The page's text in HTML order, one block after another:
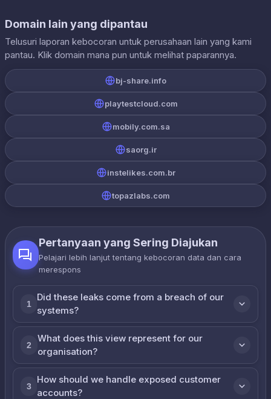
Domain lain yang dipantau
Telusuri laporan kebocoran untuk perusahaan lain yang kami
pantau. Klik domain mana pun untuk melihat paparannya.
bj-share.info
playtestcloud.com
mobily.com.sa
saorg.ir
instelikes.com.br
topazlabs.com
Pertanyaan yang Sering Diajukan
Pelajari lebih lanjut tentang kebocoran data dan cara
merespons
1
Did these leaks come from a breach of our
systems?
2
What does this view represent for our
organisation?
3
How should we handle exposed customer
accounts?